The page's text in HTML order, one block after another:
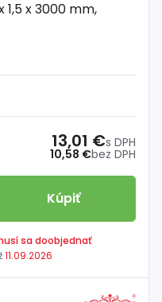
1,5 x 3000 mm,
10,58 €bez DPH
13,01 €s DPH
Kúpiť
sa doobjednať
11.09.2026